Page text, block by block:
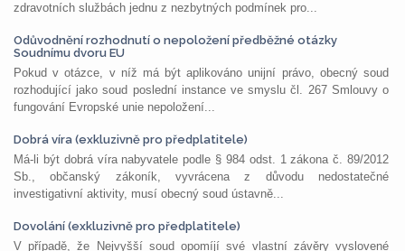
zdravotních službách jednu z nezbytných podmínek pro...
Odůvodnění rozhodnutí o nepoložení předběžné otázky
Soudnímu dvoru EU
Pokud v otázce, v níž má být aplikováno unijní právo, obecný soud
rozhodující jako soud poslední instance ve smyslu čl. 267 Smlouvy o
fungování Evropské unie nepoložení...
Dobrá víra (exkluzivně pro předplatitele)
Má-li být dobrá víra nabyvatele podle § 984 odst. 1 zákona č. 89/2012
Sb., občanský zákoník, vyvrácena z důvodu nedostatečné
investigativní aktivity, musí obecný soud ústavně...
Dovolání (exkluzivně pro předplatitele)
V případě, že Nejvyšší soud opomíjí své vlastní závěry vyslovené